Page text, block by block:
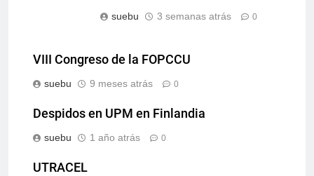
suebu 3 semanas atrás 0
VIII Congreso de la FOPCCU
suebu 9 meses atrás 0
Despidos en UPM en Finlandia
suebu 1 año atrás 0
UTRACEL